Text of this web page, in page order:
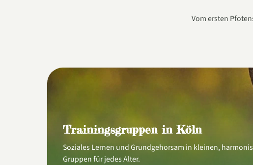
Vom ersten
Trainingsgruppen in Köln
Soziales Lernen und Grundgehorsam in kleinen,
Gruppen für jedes Alter.